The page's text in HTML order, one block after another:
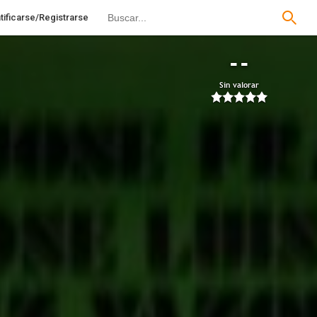
Registrarse
--
Sin valorar